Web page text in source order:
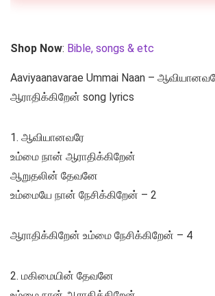
Shop Now: Bible, songs & etc
Aaviyaanavarae Ummai Naan –
ஆராதிக்கிறேன் song lyrics
1. ஆவியானவரே
உம்மை நான் ஆராதிக்கிறேன்
ஆறுதலின் தேவனே
உம்மையே நான் நேசிக்கிறேன் – 2
ஆராதிக்கிறேன் உம்மை நேசிக்கிறேன் – 4
2. மகிமையின் தேவனே